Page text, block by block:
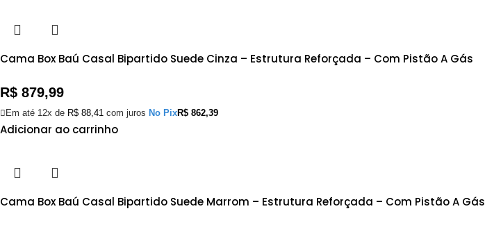
Cama Box Baú Casal Bipartido Suede Cinza – Estrutura Reforçada – Com Pistão A Gás
R$ 879,99
Em até 12x de R$ 88,41 com juros No PixR$ 862,39
Adicionar ao carrinho
Cama Box Baú Casal Bipartido Suede Marrom – Estrutura Reforçada – Com Pistão A Gás